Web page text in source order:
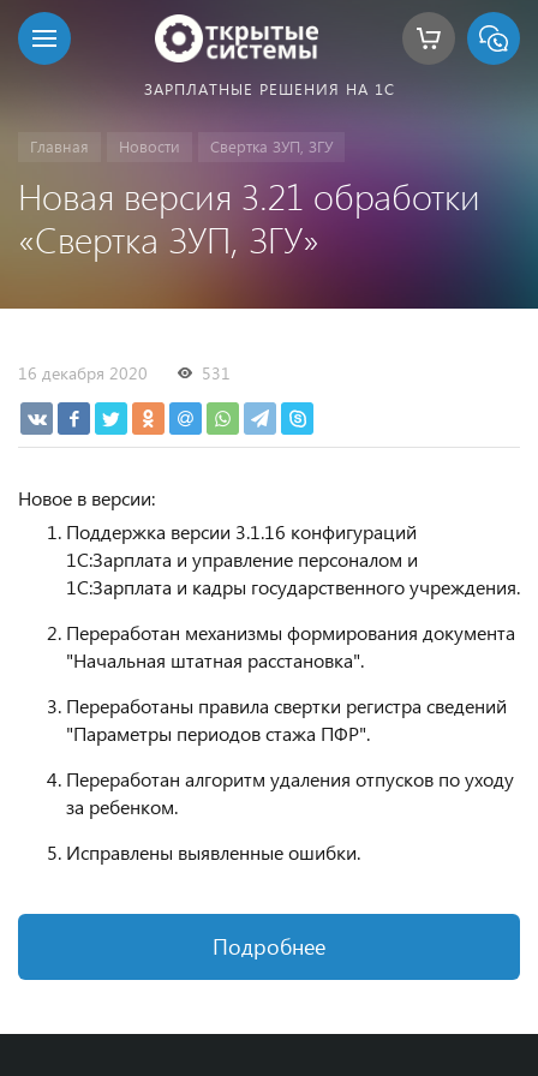
ЗАРПЛАТНЫЕ РЕШЕНИЯ НА 1С
Главная Новости Свертка ЗУП, ЗГУ
Новая версия 3.21 обработки
«Свертка ЗУП, ЗГУ»
16 декабря 2020 531
Новое в версии:
Поддержка версии 3.1.16 конфигураций
1С:Зарплата и управление персоналом и
1С:Зарплата и кадры государственного учреждения.
Переработан механизмы формирования документа
"Начальная штатная расстановка".
Переработаны правила свертки регистра сведений
"Параметры периодов стажа ПФР".
Переработан алгоритм удаления отпусков по уходу
за ребенком.
Исправлены выявленные ошибки.
Подробнее